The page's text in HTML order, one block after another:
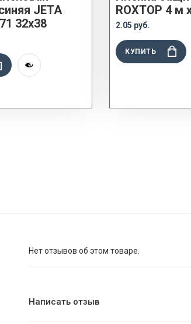
JETA
32х38
ROXTOP 4 м
2.05 руб.
КУПИТЬ
Нет отзывов об этом товаре.
Написать отзыв